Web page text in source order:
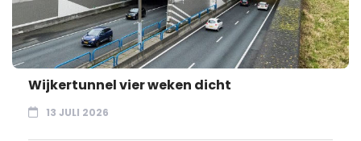
Wijkertunnel vier weken dicht
13 JULI 2026